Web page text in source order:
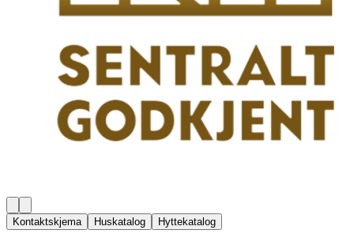
Kontaktskjema Huskatalog Hyttekatalog